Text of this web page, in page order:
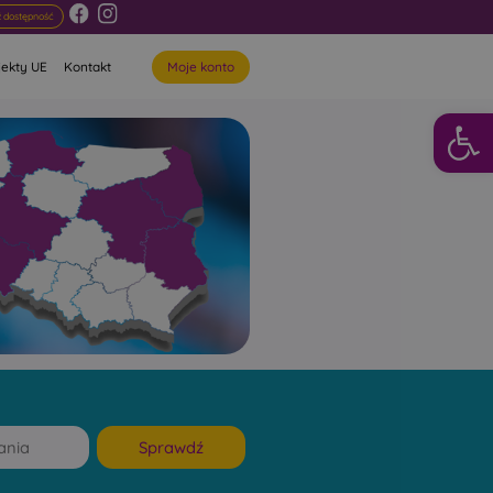
dostępność
UE Kontakt Moje konto